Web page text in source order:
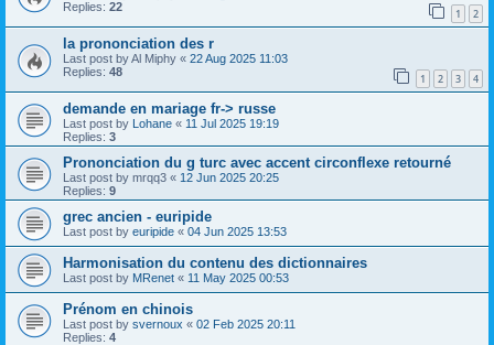
Replies: 22 1 2
la prononciation des r
Last post byAl Miphy « 22 Aug 2025 11:03
Replies: 48 1 2 3 4
demande en mariage fr-> russe
Last post by Lohane « 11 Jul 2025 19:19
Replies: 3
Prononciation du g turc avec accent circonflexe retourné
Last post by mrqq3 « 12 Jun 2025 20:25
Replies: 9
grec ancien - euripide
Last post by euripide « 04 Jun 2025 13:53
Harmonisation du contenu des dictionnaires
Last post by MRenet « 11 May 2025 00:53
Prénom en chinois
Last post by svernoux « 02 Feb 2025 20:11
Replies: 4